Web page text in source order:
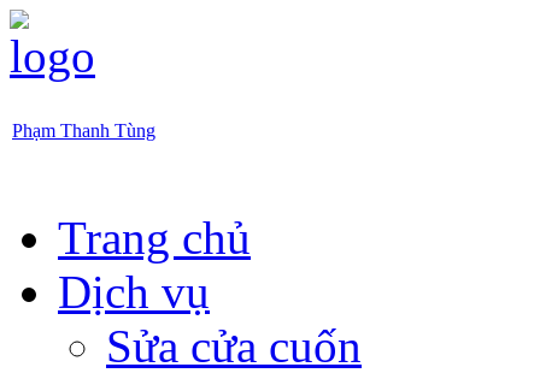
Trang chủ
Dịch vụ
Sửa cửa cuốn
Phạm Thanh Tùng